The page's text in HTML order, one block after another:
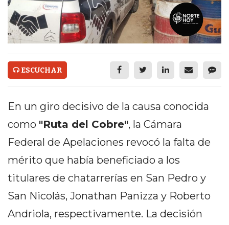
PRONÓSTICO
HORÓSCOPO
QUÉ ES
CHANGUITO.COM.AR Y
PEDIDOS POR WHATSAPP
TIENDA ONLINE GRATIS
EN ARGENTINA:
CHANGUITO.COM.AR VS
OTRAS PLATAFORMAS DE
ESCUCHAR
En un giro decisivo de la causa conocida
como "Ruta del Cobre", la Cámara
Federal de Apelaciones revocó la falta de
mérito que había beneficiado a los
titulares de chatarrerías en San Pedro y
San Nicolás, Jonathan Panizza y Roberto
Andriola, respectivamente. La decisión